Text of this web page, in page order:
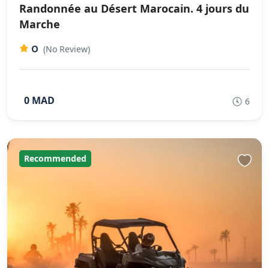
Randonnée au Désert Marocain. 4 jours du
Marche
0 (No Review)
0 MAD 6
Recommended